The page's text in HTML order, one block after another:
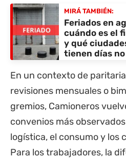
MIRÁ TAMBIÉN:
Feriados en
cuándo es el
y qué
tienen días
En un contexto de
revisiones mensuales o
gremios, Camioneros
convenios más
logística, el consumo y los
Para los trabajadores, la